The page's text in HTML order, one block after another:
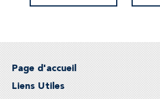
Page d'accueil
Liens Utiles